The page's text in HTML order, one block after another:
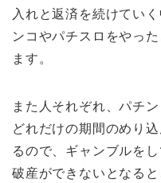
入れと返済を続けてい
ンコやパチスロをやっ
ます。
また人それぞれ、パチ
どれだけの期間のめり
るので、ギャンブルを
破産ができないとなる